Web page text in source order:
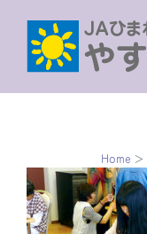
content
Home >